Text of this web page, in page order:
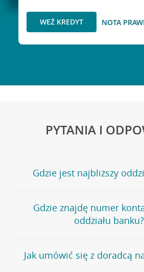
WEŹ KREDYT NOTA
PYTANIA I
Gdzie jest najbliższy
Jeśli szukasz oddziału naszego banku,
stronęPlacówki i bankomaty, na
wygodna wyszukiwarka.
oddziałów
Gdzie znajdę numer
oddziału banku?
Bank Credit Agricole nie udostępnia
telefonu do placówki bankowej.
Jak umówić się z doradcą